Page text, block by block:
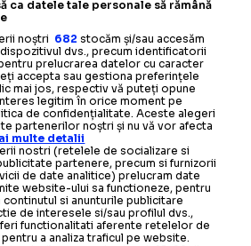
ca datele tale personale să rămână
noștri 682 stocăm și/sau accesăm
dvs., precum identificatorii
prelucrarea datelor cu caracter
accepta sau gestiona preferințele
mai jos, respectiv vă puteți opune
legitim în orice moment pe
de confidențialitate. Aceste alegeri
partenerilor noștri și nu vă vor afecta
multe detalii
nostri (retelele de socializare si
partenere, precum si furnizorii
de date analitice) prelucram date
website-ului sa functioneze, pentru
continutul si anunturile publicitare
de interesele si/sau profilul dvs.,
functionalitati aferente retelelor de
a analiza traficul pe website.